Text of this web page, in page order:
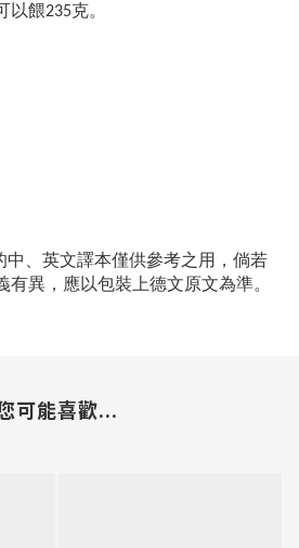
以餵235克。
中、英文譯本僅供參考之用，倘若
有異，應以包裝上德文原文為準。
可能喜歡...